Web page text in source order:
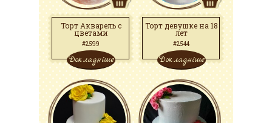
Торт Акварель с
цветами
#2599
Докладніше
Торт девушке на 18
лет
#2544
Докладніше